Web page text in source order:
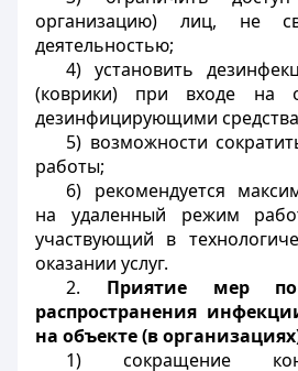
организацию) лиц, не
деятельностью;
4) установить
(коврики) при входе на
дезинфицирующими
5) возможности
работы;
6) рекомендуется
на удаленный режим
участвующий в
оказании услуг.
2. Приятие мер
распространения
на объекте (в
1) сокращение